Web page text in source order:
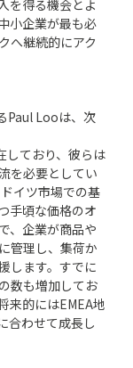
を得る機会とよ
小企業が最も必
へ継続的にアク
Paul Looは、次
しており、彼らは
を必要としてい
イツ市場での基
手頃な価格のオ
、企業が商品や
管理し、集荷か
します。すでに
数も増加してお
来的にはEMEA地
合わせて成長し